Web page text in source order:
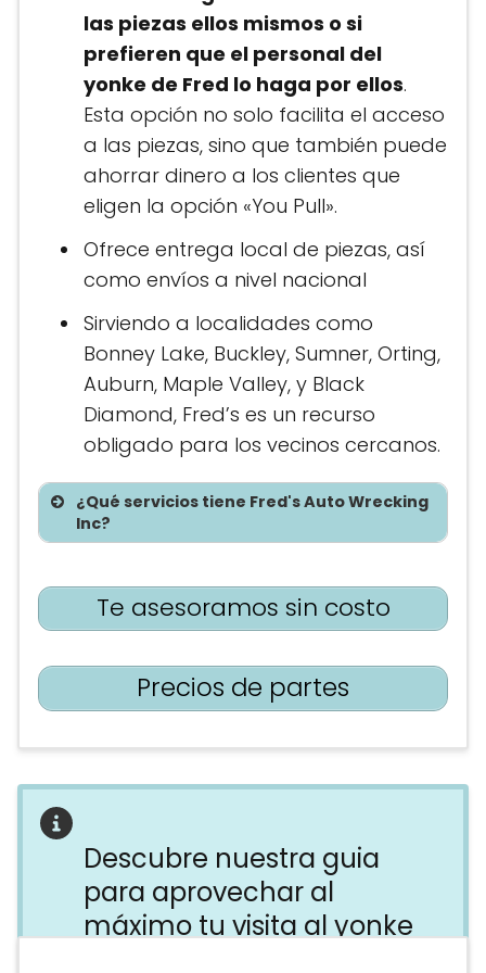
las piezas ellos mismos o si
prefieren que el personal del
yonke de Fred lo haga por ellos.
Esta opción no solo facilita el acceso
a las piezas, sino que también puede
ahorrar dinero a los clientes que
eligen la opción «You Pull»​.
Ofrece entrega local de piezas, así
como envíos a nivel nacional
Sirviendo a localidades como
Bonney Lake, Buckley, Sumner, Orting,
Auburn, Maple Valley, y Black
Diamond, Fred’s es un recurso
obligado para los vecinos cercanos.
¿Qué servicios tiene Fred's Auto Wrecking
Inc?
Te asesoramos sin costo
Precios de partes
Descubre nuestra guia
para aprovechar al
máximo tu visita al yonke